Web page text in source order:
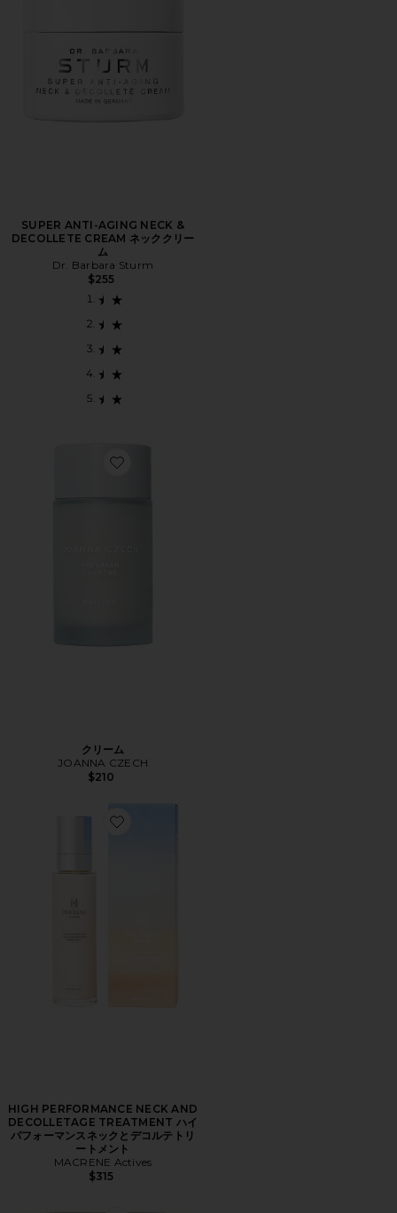
SUPER ANTI-AGING NECK &
DECOLLETE CREAM ネッククリー
ム
Dr. Barbara Sturm
$255
Favorite クリーム
クリーム
JOANNA CZECH
$210
Favorite HIGH PERFORMANCE NECK AND
HIGH PERFORMANCE NECK AND
DECOLLETAGE TREATMENT ハイ
パフォーマンスネックとデコルテトリ
ートメント
MACRENE Actives
$315